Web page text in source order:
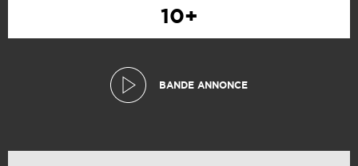
10+
BANDE ANNONCE